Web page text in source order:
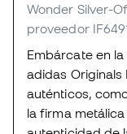
Wonder Silver-
proveedor
Embárcate en
adidas Originals
auténticos,
la firma